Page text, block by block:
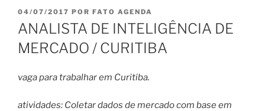
PUBLICADO
EM
04/07/2017 POR FATO AGENDA
ANALISTA DE INTELIGÊNCIA DE
MERCADO / CURITIBA
vaga para trabalhar em Curitiba.
atividades: Coletar dados de mercado com base em